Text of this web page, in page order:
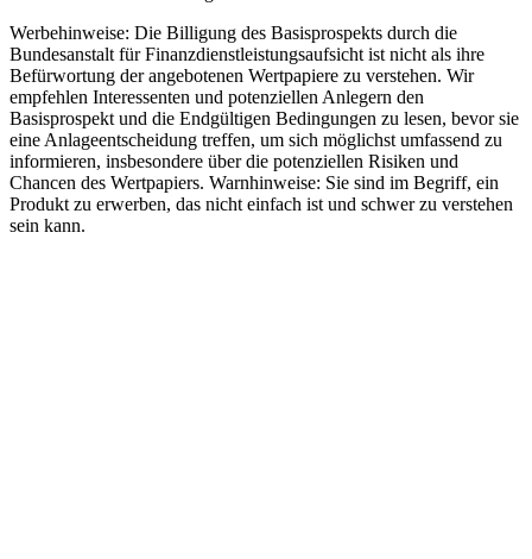
Werbehinweise: Die Billigung des Basisprospekts durch die
Bundesanstalt für Finanzdienstleistungsaufsicht ist nicht als ihre
Befürwortung der angebotenen Wertpapiere zu verstehen. Wir
empfehlen Interessenten und potenziellen Anlegern den
Basisprospekt und die Endgültigen Bedingungen zu lesen, bevor sie
eine Anlageentscheidung treffen, um sich möglichst umfassend zu
informieren, insbesondere über die potenziellen Risiken und
Chancen des Wertpapiers. Warnhinweise: Sie sind im Begriff, ein
Produkt zu erwerben, das nicht einfach ist und schwer zu verstehen
sein kann.